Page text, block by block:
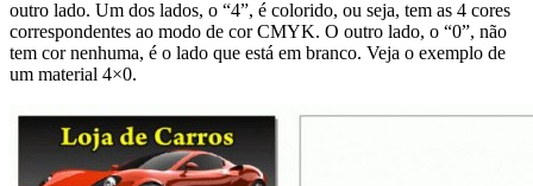
outro lado. Um dos lados, o “4”, é colorido, ou seja, tem as 4 cores
correspondentes ao modo de cor CMYK. O outro lado, o “0”, não
tem cor nenhuma, é o lado que está em branco. Veja o exemplo de
um material 4×0.